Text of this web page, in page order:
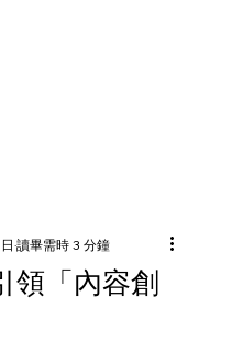
領「內容創
讀畢需時 3 分鐘
星）。